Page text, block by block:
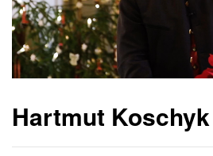
Hartmut Koschyk